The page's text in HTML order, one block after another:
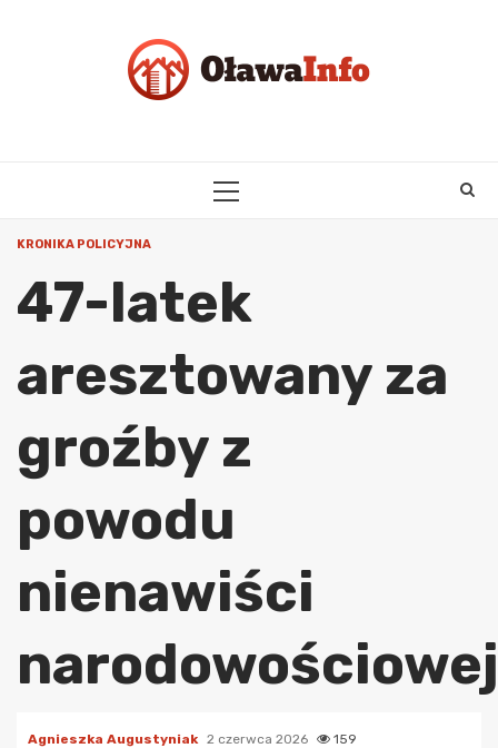
PRIMARY
KRONIKA POLICYJNA
47-latek
aresztowany za
groźby z
powodu
nienawiści
narodowościowej
Agnieszka Augustyniak 2 czerwca 2026 159